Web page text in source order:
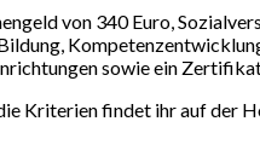
von 340 Euro,
sowie ein
Kriterien findet ihr auf der